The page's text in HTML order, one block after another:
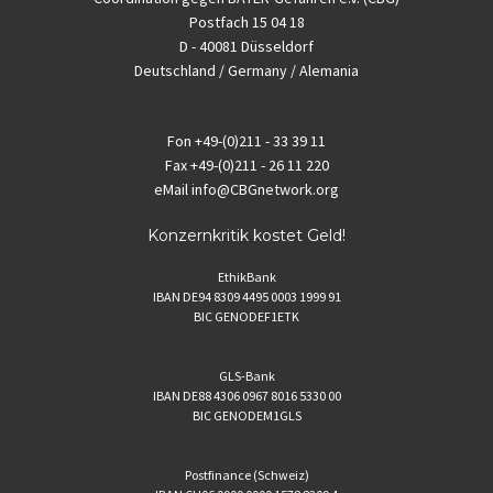
Postfach 15 04 18
D - 40081 Düsseldorf
Deutschland / Germany / Alemania
Fon +49-(0)211 - 33 39 11
Fax+49-(0)211 - 26 11 220
eMailinfo@CBGnetwork.org
Konzernkritik kostet Geld!
EthikBank
IBAN DE94 8309 4495 0003 1999 91
BIC GENODEF1ETK
GLS-Bank
IBAN DE88 4306 0967 8016 5330 00
BIC GENODEM1GLS
Postfinance (Schweiz)